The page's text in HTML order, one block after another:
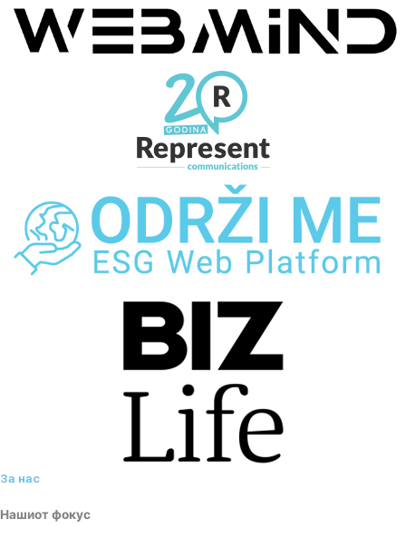
За нас
Нашиот фокус